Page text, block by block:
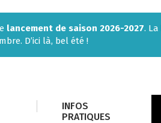
lancement de saison 2026-2027. La
D’ici là, bel été !
INFOS
PRATIQUES